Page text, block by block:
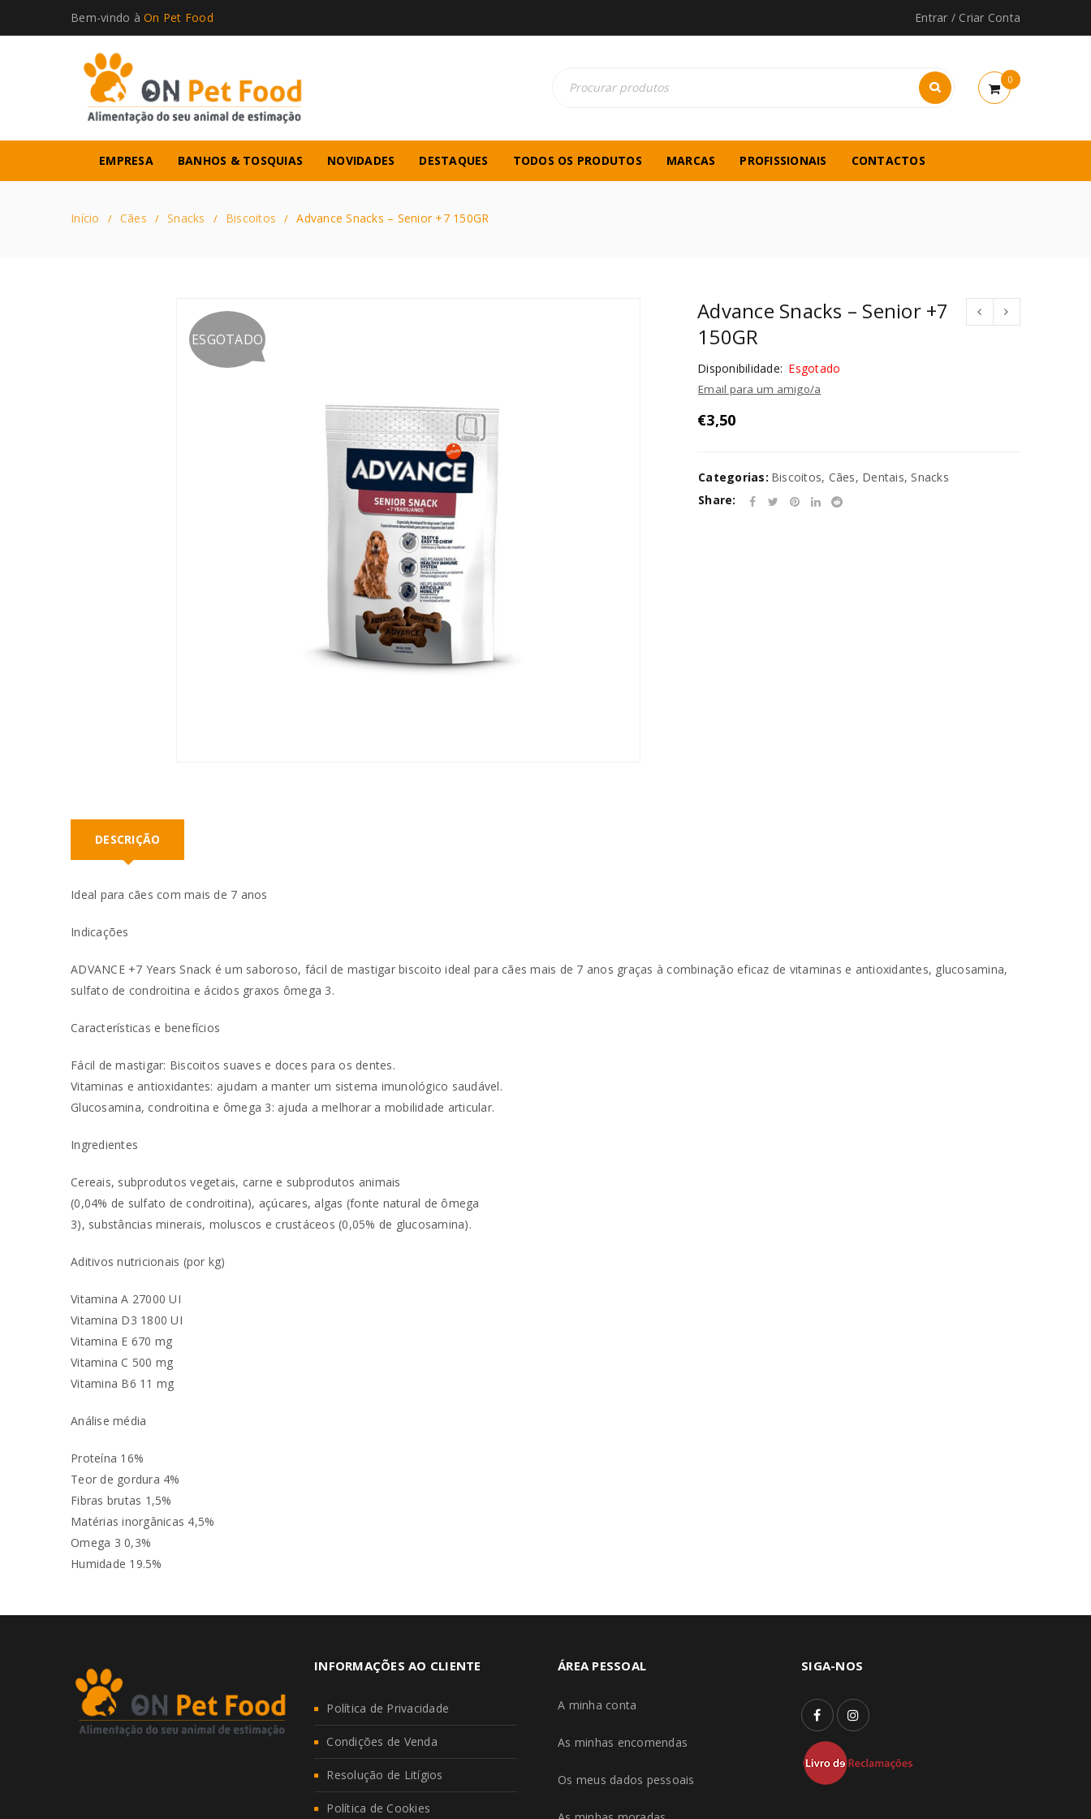
INICIAR SESSÃO
Bem-vindo à On Pet Food Entrar / Criar Conta
0
EMPRESA BANHOS & TOSQUIAS NOVIDADES DESTAQUES TODOS OS PRODUTOS MARCAS PROFISSIONAIS CONTACTOS
Início / Cães / Snacks / Biscoitos / Advance Snacks – Senior +7 150GR
ESGOTADO
Advance Snacks – Senior +7
150GR
Disponibilidade: Esgotado
Email para um amigo/a
€3,50
Categorias: Biscoitos, Cães, Dentais, Snacks
Share:
DESCRIÇÃO
Ideal para cães com mais de 7 anos
Indicações
ADVANCE +7 Years Snack é um saboroso, fácil de mastigar biscoito ideal para cães mais de 7 anos graças à combinação eficaz de vitaminas e antioxidantes, glucosamina,
sulfato de condroitina e ácidos graxos ômega 3.
Características e benefícios
Fácil de mastigar: Biscoitos suaves e doces para os dentes.
Vitaminas e antioxidantes: ajudam a manter um sistema imunológico saudável.
Glucosamina, condroitina e ômega 3: ajuda a melhorar a mobilidade articular.
Ingredientes
Cereais, subprodutos vegetais, carne e subprodutos animais
(0,04% de sulfato de condroitina), açúcares, algas (fonte natural de ômega
3), substâncias minerais, moluscos e crustáceos (0,05% de glucosamina).
Aditivos nutricionais (por kg)
Vitamina A 27000 UI
Vitamina D3 1800 UI
Vitamina E 670 mg
Vitamina C 500 mg
Vitamina B6 11 mg
Análise média
Proteína 16%
Teor de gordura 4%
Fibras brutas 1,5%
Matérias inorgânicas 4,5%
Omega 3 0,3%
Humidade 19.5%
INFORMAÇÕES AO CLIENTE
Política de Privacidade
Condições de Venda
Resolução de Litígios
Política de Cookies
ÁREA PESSOAL
A minha conta
As minhas encomendas
Os meus dados pessoais
SIGA-NOS